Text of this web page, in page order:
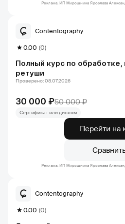
Реклама. ИП Мирошника Ярослава
Полный курс по обработке,
ретуши
0.00 (0)
Contentography
30 000 ₽50 000 ₽
Проверено: 08.07.2026
Сертификат или диплом
Перейти на
Реклама. ИП Мирошника Ярослава
0.00 (0)
Contentography